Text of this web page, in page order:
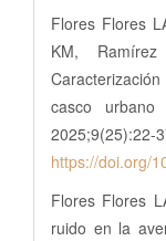
Flores Flores
KM,
casco
2025;9(25):22-
https://doi.org/
Flores Flores
ruido en la